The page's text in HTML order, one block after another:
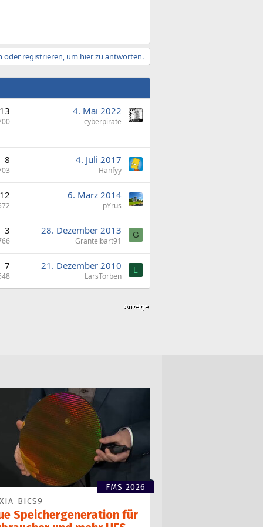
oder registrieren, um hier zu antworten.
13 4. Mai 2022
cyberpirate
8 4. Juli 2017
Hanfyy
12 6. März 2014
pYrus
3 28. Dezember 2013
Grantelbart91
G
7 21. Dezember 2010
LarsTorben
L
FMS 2026
BICS9
Speichergen­eration für